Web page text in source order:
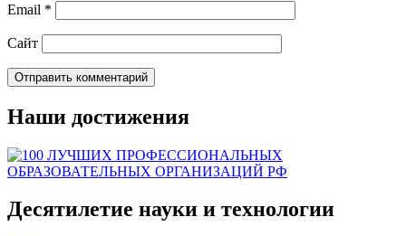
Email *
Сайт
Наши достижения
Десятилетие науки и технологии